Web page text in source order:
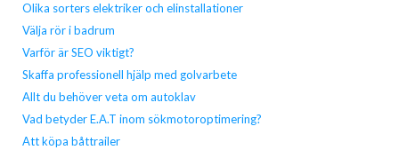
Olika sorters elektriker och elinstallationer
Välja rör i badrum
Varför är SEO viktigt?
Skaffa professionell hjälp med golvarbete
Allt du behöver veta om autoklav
Vad betyder E.A.T inom sökmotoroptimering?
Att köpa båttrailer